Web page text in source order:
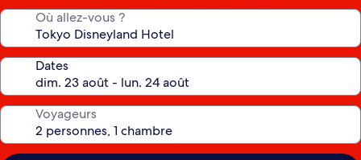
Où allez-vous ?
Dates
Voyageurs